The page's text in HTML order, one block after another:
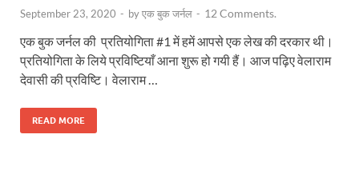
September 23, 2020 - byएक बुक जर्नल - 12 Comments.
एक बुक जर्नल की प्रतियोगिता #1 में हमें आपसे एक लेख की दरकार थी।
प्रतियोगिता के लिये प्रविष्टियाँ आना शुरू हो गयी हैं। आज पढ़िए वेलाराम
देवासी की प्रविष्टि। वेलाराम …
READ MORE